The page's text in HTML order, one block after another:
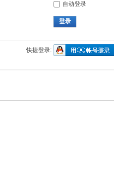
自动登录
登录
快捷登录: